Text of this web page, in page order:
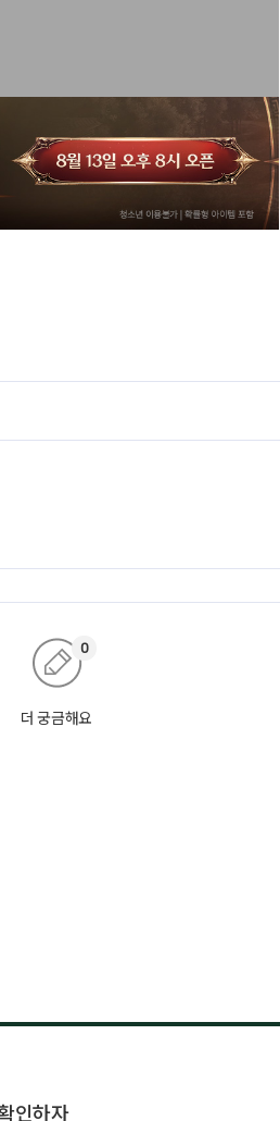
더 궁금해요
0
인하자